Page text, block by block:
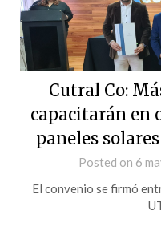
Cutral Co:
capacitarán en
paneles
Posted on 6
El convenio se firmó